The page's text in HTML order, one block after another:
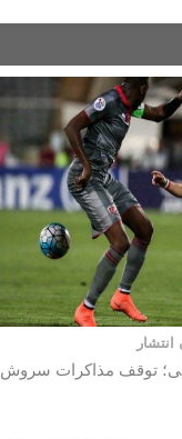
توقف مذاکرات سروش